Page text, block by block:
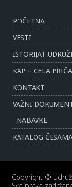
POČETNA
VESTI
ISTORIJAT
KAP – CELA PRIČA
KONTAKT
VAŽNI
NABAVKE
KATALOG ČESAMA
Copyright ©